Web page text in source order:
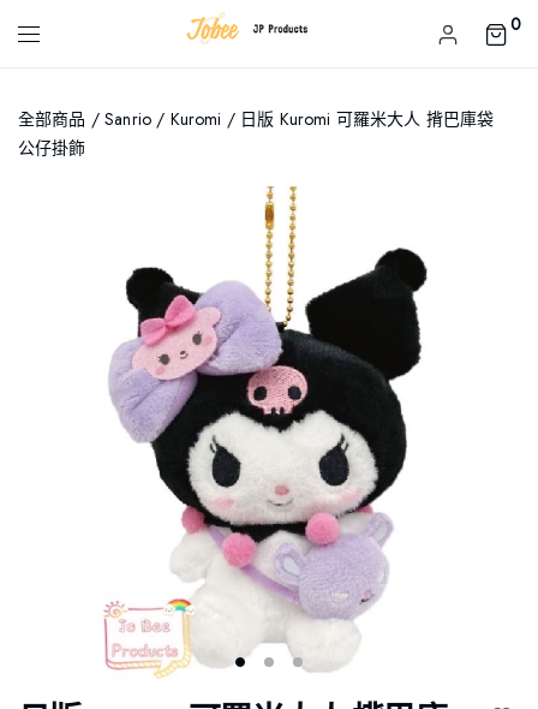
0
全部商品 /Sanrio / Kuromi / 日版 Kuromi 可羅米大人 揹巴庫袋
公仔掛飾